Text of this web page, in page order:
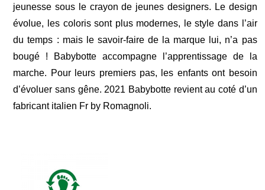
jeunesse sous le crayon de jeunes designers. Le design
évolue, les coloris sont plus modernes, le style dans l’air
du temps : mais le savoir-faire de la marque lui, n’a pas
bougé ! Babybotte accompagne l’apprentissage de la
marche. Pour leurs premiers pas, les enfants ont besoin
d’évoluer sans gêne. 2021 Babybotte revient au coté d’un
fabricant italien Fr by Romagnoli.